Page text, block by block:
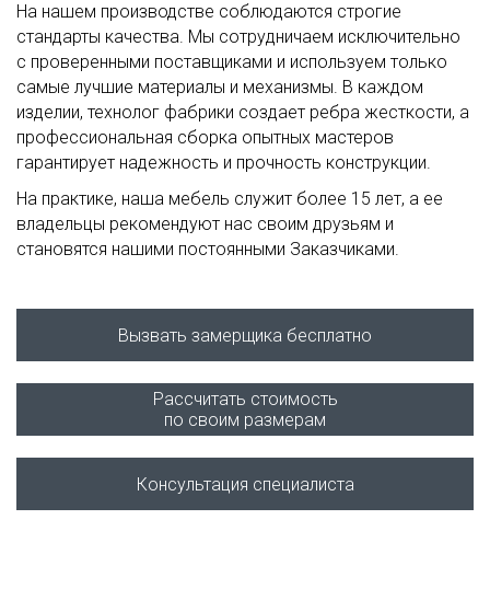
На нашем производстве соблюдаются строгие
стандарты качества. Мы сотрудничаем исключительно
с проверенными поставщиками и используем только
самые лучшие материалы и механизмы. В каждом
изделии, технолог фабрики создает ребра жесткости, а
профессиональная сборка опытных мастеров
гарантирует надежность и прочность конструкции.
На практике, наша мебель служит более 15 лет, а ее
владельцы рекомендуют нас своим друзьям и
становятся нашими постоянными Заказчиками.
Вызвать замерщика бесплатно
Рассчитать стоимость
по своим размерам
Консультация специалиста